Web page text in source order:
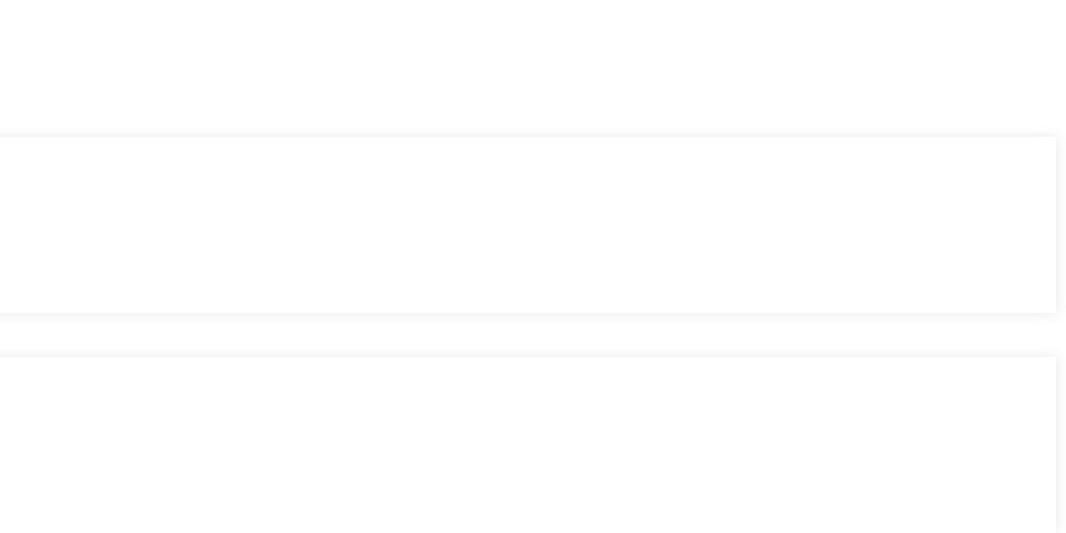
sans complications.
du marché.
des plateformes et des dApps.